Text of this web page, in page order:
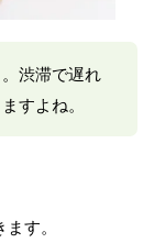
渋滞で遅れ
すよね。
す。